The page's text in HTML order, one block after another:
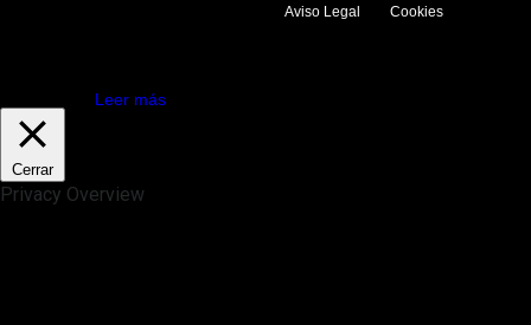
Aviso Legal Cookies
Leer más
Cerrar
Privacy Overview